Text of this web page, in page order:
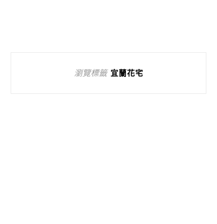
瀏覽標籤 宜蘭花宅